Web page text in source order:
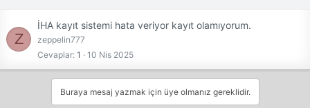
Z
İHA kayıt sistemi hata veriyor kayıt olamıyorum.
zeppelin777
Cevaplar 1 10 Nis 2025
Buraya mesaj yazmak için üye olmanız gereklidir.